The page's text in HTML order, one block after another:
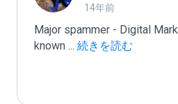
14年前
Major spammer - Digital
known ... 続きを読む